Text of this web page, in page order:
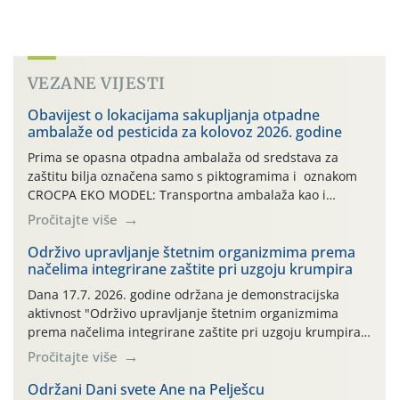
VEZANE VIJESTI
Obavijest o lokacijama sakupljanja otpadne
ambalaže od pesticida za kolovoz 2026. godine
Prima se opasna otpadna ambalaža od sredstava za
zaštitu bilja označena samo s piktogramima i oznakom
CROCPA EKO MODEL: Transportna ambalaža kao i
ambalaža drugih proizvoda koji nisu sredstva za zaštitu
bilja (npr. ambalaža od mineralnih gnojiva,) se ne
prihvaća. Korisnicima je osiguran besplatni povrat
prazne ambalaže isključivo ovih tvrtki: AGROCHEM-MAKS,
AGRONOM, ALBAUGH TKI* (PINUS […]
Pročitajte više
Održivo upravljanje štetnim organizmima prema
načelima integrirane zaštite pri uzgoju krumpira
Dana 17.7. 2026. godine održana je demonstracijska
aktivnost "Održivo upravljanje štetnim organizmima
prema načelima integrirane zaštite pri uzgoju krumpira"
na pokusnom polju "Poredje", kraj naselja Belica (ARKOD
parcela ID 2445031) (središnji dio Međimurske županije).
Pročitajte više
Održani Dani svete Ane na Pelješcu